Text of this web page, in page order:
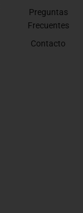
Preguntas
Frecuentes
Contacto